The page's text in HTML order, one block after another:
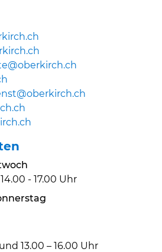
- 17.00 Uhr
13.00 – 16.00 Uhr